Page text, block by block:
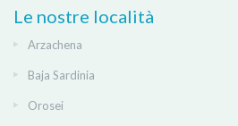
Le nostre località
Arzachena
Baja Sardinia
Orosei